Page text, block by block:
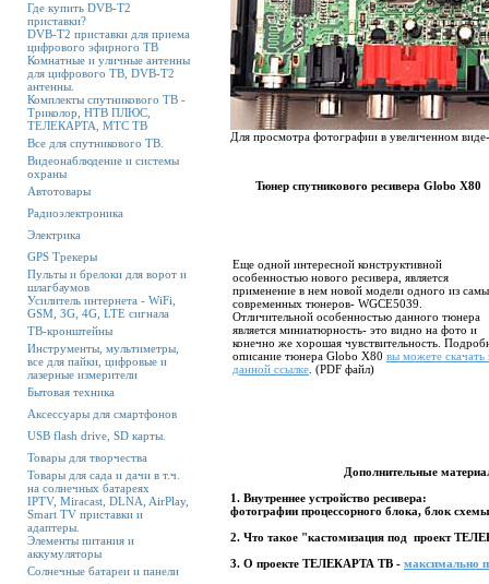
Где купить DVB-T2
приставки?
DVB-T2 приставки для приема
цифрового эфирного ТВ
Комнатные и уличные антенны
для цифрового ТВ, DVB-T2
антенны.
Комплекты спутникового ТВ -
Триколор, НТВ ПЛЮС,
ТЕЛЕКАРТА, МТС ТВ
Все для спутникового ТВ.
Видеонаблюдение и системы
охраны
Автотовары
Радиоэлектроника
Электрика
GPS Трекеры
Пульты и брелоки для ворот и
шлагбаумов
Усилитель интернета - WiFi,
GSM, 3G, 4G, LTE сигнала
ТВ-кронштейны
Инструменты, мультиметры,
все для пайки, цифровые и
лазерные измерители
Бытовая техника
Аксессуары для смартфонов
USB flash drive, SD карты.
Товары для творчества
Товары для сада и дачи в т.ч.
на солнечных батареях
IPTV, Miracast, DLNA, AirPlay,
Smart TV приставки и
адаптеры.
Элементы питания и
аккумуляторы
Солнечные батареи и панели
Для просмотра фотографии в увеличенном
Тюнер спутникового ресивера Globo X80
Еще одной интересной конструктивной
особенностью нового ресивера, является
применение в нем новой модели одного из
современных тюнеров- WGCE5039.
Отличительной особенностью данного тюнера
является миниатюрность- это видно на фото и
конечно же хорошая чувствительность.
описание тюнера Globo X80 вы можете скачать
данной ссылке . (PDF файл)
Дополнительные
1. Внутреннее устройство ресивера:
фотографии процессорного блока, блок
2. Что такое "кастомизация под проект
3. О проекте ТЕЛЕКАРТА ТВ - максимально